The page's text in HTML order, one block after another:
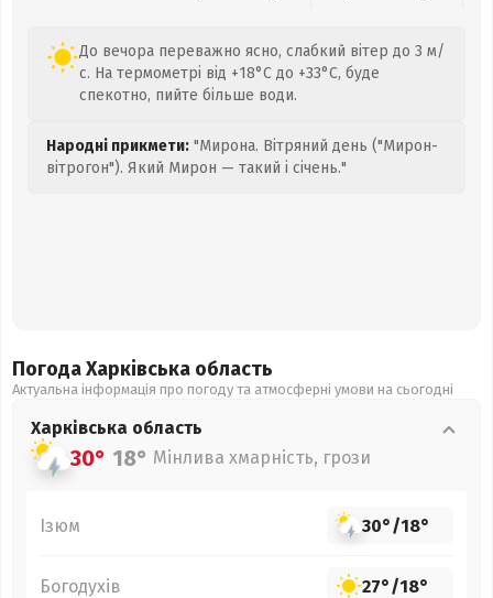
До вечора переважно ясно, слабкий вітер до 3 м/
с. На термометрі від +18°C до +33°C, буде
спекотно, пийте більше води.
Народні прикмети: "Мирона. Вітряний день ("Мирон-
вітрогон"). Який Мирон — такий і січень."
Погода Харківська область
Актуальна інформація про погоду та атмосферні умови на сьогодні
Харківська область
30° 18° Мінлива хмарність, грози
Ізюм 30°/18°
Богодухів 27°/18°